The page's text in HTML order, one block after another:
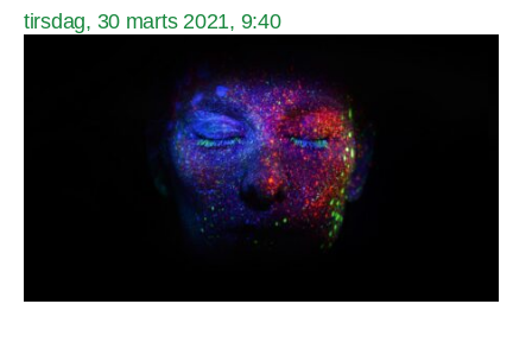
tirsdag, 30 marts 2021, 9:40